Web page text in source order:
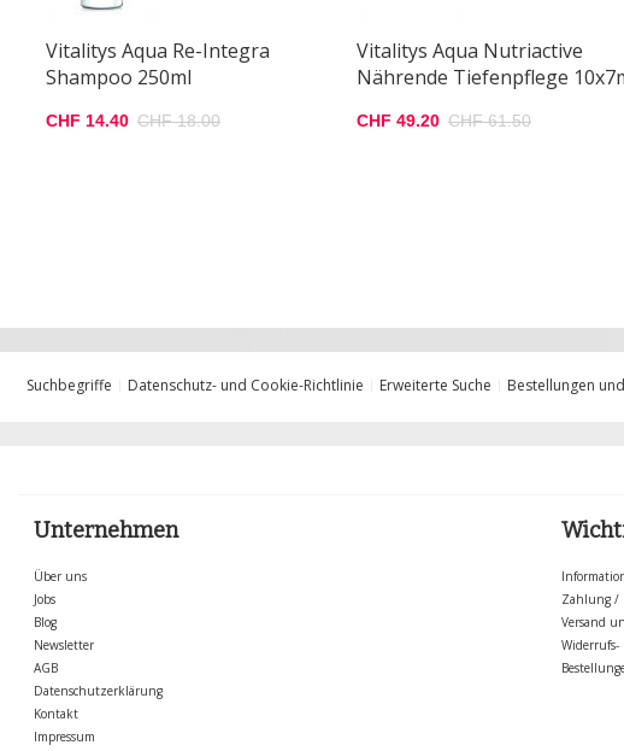
Vitalitys Aqua Re-Integra
Shampoo 250ml
CHF 14.40 CHF 18.00
Vitalitys Aqua Nutriactive
Nährende Tiefenpflege
CHF 49.20 CHF 61.50
Suchbegriffe Datenschutz- und Cookie-Richtlinie Erweiterte Suche Bestellungen
Unternehmen
Über uns
Jobs
Blog
Newsletter
AGB
Datenschutzerklärung
Kontakt
Impressum
Zahlung /
Versand